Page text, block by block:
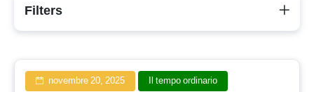
C
Filters
novembre 20, 2025 Il tempo ordinario